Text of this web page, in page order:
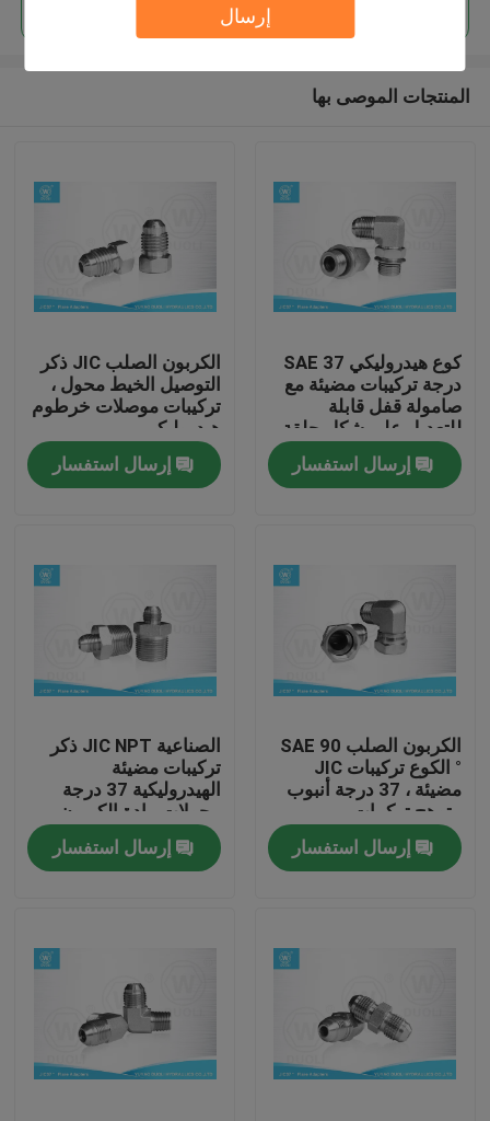
إرسال
منزل، بيت
معلومات عنا
جولة في المعمل
مراقبة الجودة
اتصل بنا
تركيبات نهاية خرطوم هيدروليكي
المنتجات الموصى بها
كوع هيدروليكي SAE 37
درجة تركيبات مضيئة مع
صامولة قفل قابلة
للتعديل على شكل حلقة
إرسال استفسار
الكربون الصلب JIC ذكر
التوصيل الخيط محول ،
تركيبات موصلات خرطوم
هيدروليكي
إرسال استفسار
الكربون الصلب SAE 90
° الكوع تركيبات JIC
مضيئة ، 37 درجة أنبوب
متوهج تركيبات
إرسال استفسار
الصناعية JIC NPT ذكر
تركيبات مضيئة
الهيدروليكية 37 درجة
محولات مادة الكربون
الصلب
إرسال استفسار